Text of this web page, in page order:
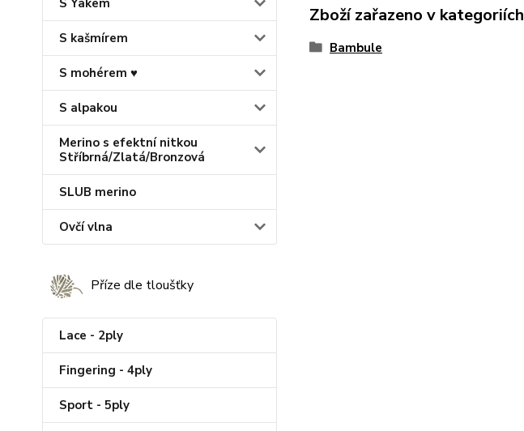
S Yakem
S kašmírem
S mohérem ♥
S alpakou
Merino s efektní nitkou
Stříbrná/Zlatá/Bronzová
SLUB merino
Ovčí vlna
Příze dle tloušťky
Lace - 2ply
Fingering - 4ply
Sport - 5ply
Zboží zařazeno v kategoriích
Bambule